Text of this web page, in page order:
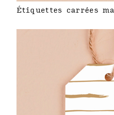
Étiquettes carrées